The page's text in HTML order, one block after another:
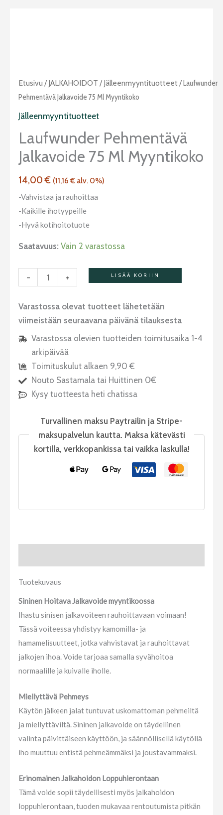
Etusivu / JALKAHOIDOT / Jälleenmyyntituotteet/ Laufwunder
Pehmentävä Jalkavoide 75 Ml Myyntikoko
Jälleenmyyntituotteet
Laufwunder Pehmentävä
Jalkavoide 75 Ml Myyntikoko
14,00€ (11,16€ alv. 0%)
-Vahvistaa ja rauhoittaa
-Kaikille ihotyypeille
-Hyvä kotihoitotuote
Saatavuus: Vain 2 varastossa
-
Laufwunder
pehmentävä
jalkavoide
myyntikoko
määrä
+ LISÄÄ KORIIN
Varastossa olevat tuotteet lähetetään
viimeistään seuraavana päivänä tilauksesta
Varastossa olevien tuotteiden toimitusaika 1-4
arkipäivää
Toimituskulut alkaen 9,90 €
Nouto Sastamala tai Huittinen 0€
Kysy tuotteesta heti chatissa
Turvallinen maksu Paytrailin ja Stripe-
maksupalvelun kautta. Maksa kätevästi
kortilla, verkkopankissa tai vaikka laskulla!
Tuotekuvaus
Sininen Hoitava Jalkavoide myyntikoossa
Ihastu sinisen jalkavoiteen rauhoittavaan voimaan!
Tässä voiteessa yhdistyy kamomilla- ja
hamamelisuutteet, jotka vahvistavat ja rauhoittavat
jalkojen ihoa. Voide tarjoaa samalla syvähoitoa
normaalille ja kuivalle iholle.
Miellyttävä Pehmeys
Käytön jälkeen jalat tuntuvat uskomattoman pehmeiltä
ja miellyttäviltä. Sininen jalkavoide on täydellinen
valinta päivittäiseen käyttöön, ja säännöllisellä käytöllä
iho muuttuu entistä pehmeämmäksi ja joustavammaksi.
Erinomainen Jalkahoidon Loppuhierontaan
Tämä voide sopii täydellisesti myös jalkahoidon
loppuhierontaan, tuoden mukavaa rentoutumista pitkän